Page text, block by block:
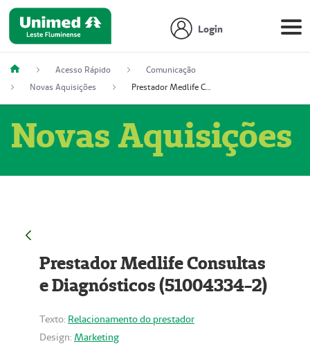
Login
Acesso Rápido
Comunicação
Novas Aquisições
Prestador Medlife Consultas e Diagnósticos (51004334-2)
Novas Aquisições
Prestador Medlife Consultas
e Diagnósticos (51004334-2)
Texto: Relacionamento do prestador
Design: Marketing